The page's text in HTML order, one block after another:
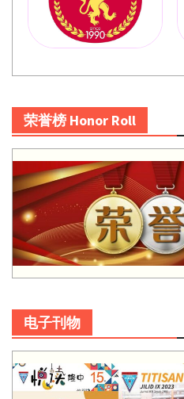
荣誉榜 Honor Roll
电子刊物